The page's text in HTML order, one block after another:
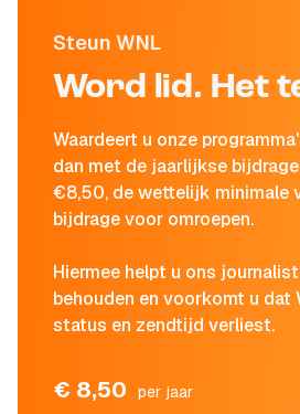
Steun WNL
Word lid. Het
Waardeert u onze
dan met de jaarlijkse
€8,50, de wettelijk minimale
bijdrage voor omroepen.
Hiermee helpt u ons
behouden en voorkomt u dat
status en zendtijd verliest.
€ 8,50 per jaar